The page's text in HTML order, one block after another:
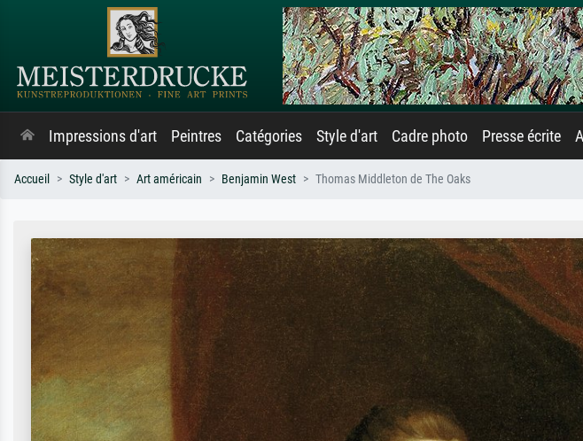
Impressions d'art Peintres Catégories Style d'art Cadre photo Presse écrite
Accueil Style d'art Art américain Benjamin West Thomas Middleton de The Oaks